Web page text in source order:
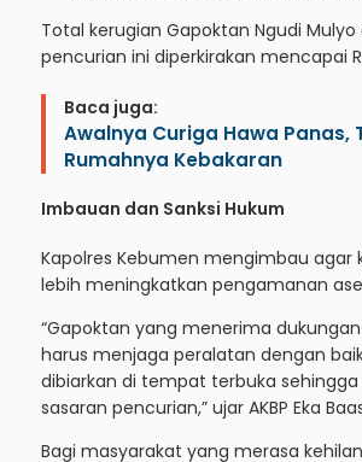
Total kerugian Gapoktan Ngudi Mulyo
pencurian ini diperkirakan mencapai
Baca juga:
Awalnya Curiga Hawa Panas,
Rumahnya Kebakaran
Imbauan dan Sanksi Hukum
Kapolres Kebumen mengimbau agar
lebih meningkatkan pengamanan
“Gapoktan yang menerima
harus menjaga peralatan dengan
dibiarkan di tempat terbuka
sasaran pencurian,” ujar AKBP Eka
Bagi masyarakat yang merasa